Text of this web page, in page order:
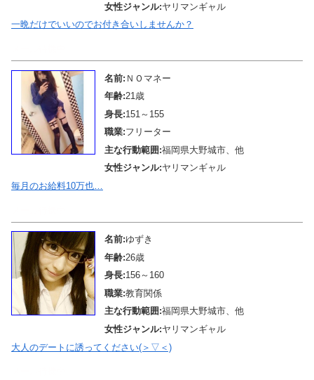
女性ジャンル:ヤリマンギャル
一晩だけでいいのでお付き合いしませんか？
名前: ＮＯマネー
年齢:21歳
身長:151～155
職業:フリーター
主な行動範囲:福岡県大野城市、他
女性ジャンル:ヤリマンギャル
毎月のお給料10万也…
名前:ゆずき
年齢:26歳
身長:156～160
職業:教育関係
主な行動範囲:福岡県大野城市、他
女性ジャンル:ヤリマンギャル
大人のデートに誘ってください(＞▽＜)